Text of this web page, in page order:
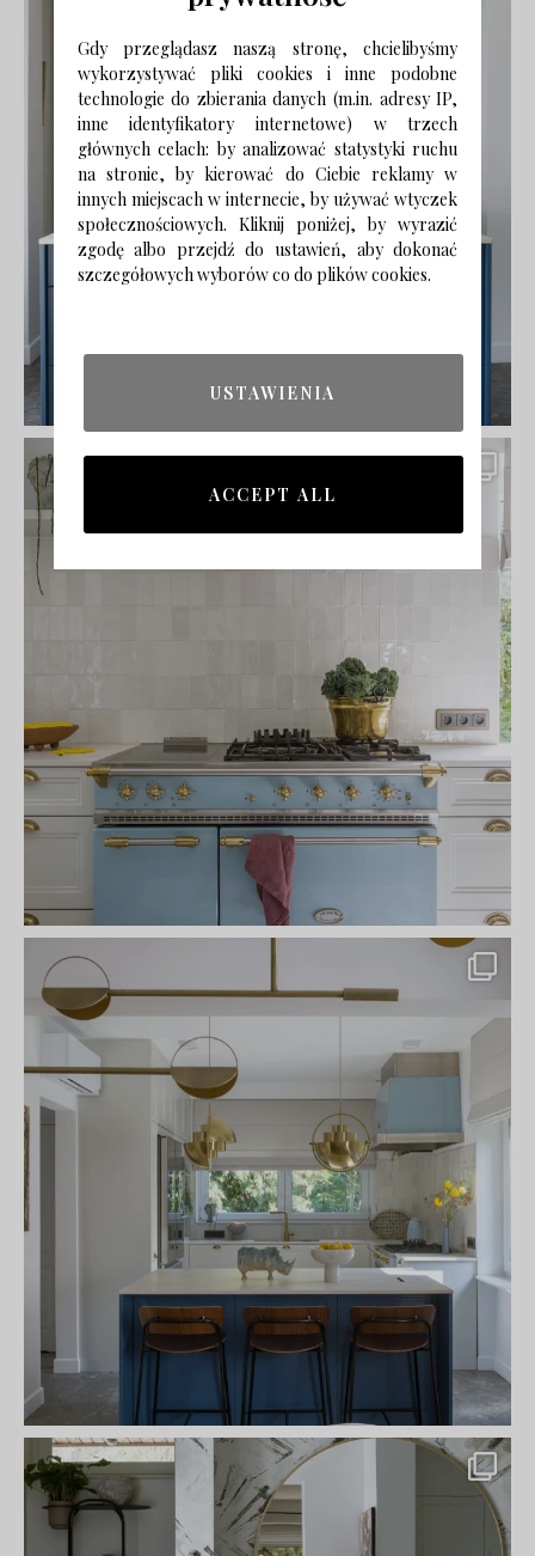
Gdy przeglądasz naszą stronę, chcielibyśmy
wykorzystywać pliki cookies i inne podobne
technologie do zbierania danych (m.in. adresy IP,
inne identyfikatory internetowe) w trzech
głównych celach: by analizować statystyki ruchu
na stronie, by kierować do Ciebie reklamy w
innych miejscach w internecie, by używać wtyczek
społecznościowych. Kliknij poniżej, by wyrazić
zgodę albo przejdź do ustawień, aby dokonać
szczegółowych wyborów co do plików cookies.
USTAWIENIA
ACCEPT ALL